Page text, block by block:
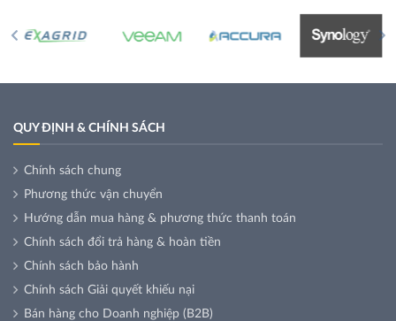
QUY ĐỊNH & CHÍNH SÁCH
Chính sách chung
Phương thức vận chuyển
Hướng dẫn mua hàng & phương thức thanh toán
Chính sách đổi trả hàng & hoàn tiền
Chính sách bảo hành
Chính sách Giải quyết khiếu nại
Bán hàng cho Doanh nghiệp (B2B)